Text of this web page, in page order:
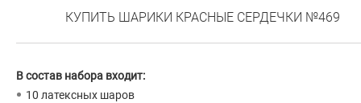
КУПИТЬ ШАРИКИ КРАСНЫЕ СЕРДЕЧКИ №469
В состав набора входит:
10 латексных шаров